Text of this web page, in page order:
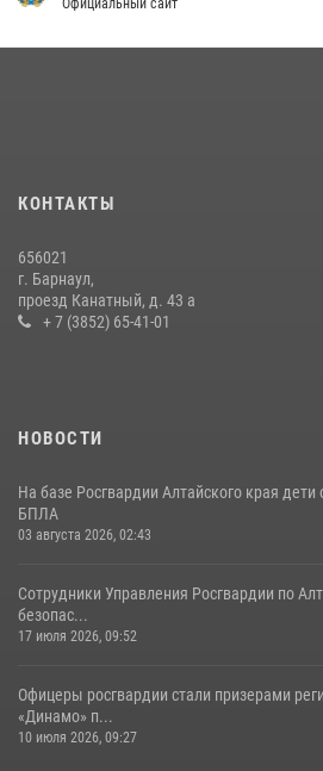
Официальный сайт
КОНТАКТЫ
656021
г. Барнаул,
проезд Канатный, д. 43 а
+ 7 (3852) 65-41-01
НОВОСТИ
На базе Росгвардии Алтайского края
БПЛА
03 августа 2026, 02:43
Сотрудники Управления Росгвардии по
безопас...
17 июля 2026, 09:52
Офицеры росгвардии стали призерами
«Динамо» п...
10 июля 2026, 09:27